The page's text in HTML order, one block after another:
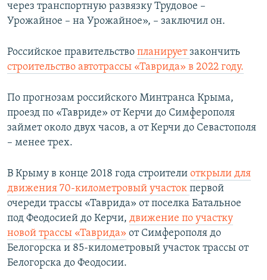
через транспортную развязку Трудовое –
Урожайное – на Урожайное», – заключил он.
Российское правительство планируетзакончить
строительство автотрассы «Таврида» в 2022 году.
По прогнозам российского Минтранса Крыма,
проезд по «Тавриде» от Керчи до Симферополя
займет около двух часов, а от Керчи до Севастополя
– менее трех.
В Крыму в конце 2018 года строители открыли для
движения 70-километровый участок первой
очереди трассы «Таврида» от поселка Батальное
под Феодосией до Керчи, движение по участку
новой трассы «Таврида» от Симферополя до
Белогорска и 85-километровый участок трассы от
Белогорска до Феодосии.